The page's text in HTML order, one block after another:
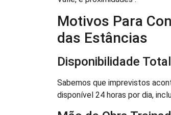
Motivos Para
das Estâncias
Disponibilidade Total
Sabemos que imprevistos
disponível 24 horas por dia,